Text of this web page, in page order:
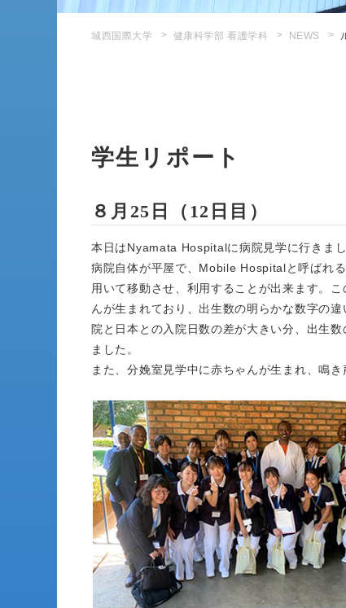
城西国際大学 健康科学部 看護学科 NEWS
学生リポート
８月25日（12日目）
本日はNyamata Hospitalに病院見学に行きまし
病院自体が平屋で、Mobile Hospitalと呼ばれ
用いて移動させ、利用することが出来ます。
んが生まれており、出生数の明らかな数字の
院と日本との入院日数の差が大きい分、出生
ました。
また、分娩室見学中に赤ちゃんが生まれ、鳴